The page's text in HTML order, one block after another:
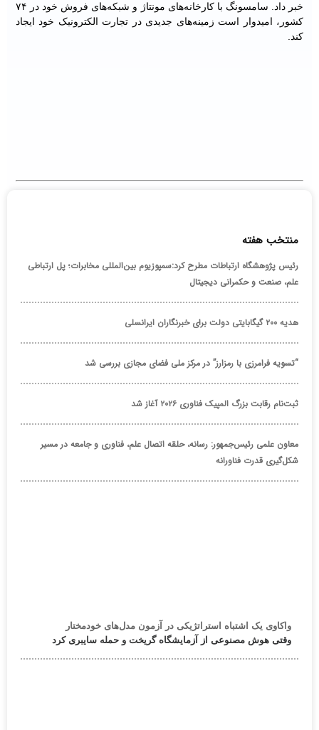
خبر داد. سامسونگ با کارخانه‌های مونتاژ و شبکه‌های فروش خود در ۷۴
کشور، امیدوار است زمینه‌های جدیدی در تجارت الکترونیک خود ایجاد
کند.
منتخب هفته
رئیس پژوهشگاه ارتباطات مطرح کرد:سمپوزیوم بین‌المللی مخابرات؛ پل ارتباطی
علم، صنعت و حکمرانی دیجیتال
هدیه ۲۰۰ گیگابایتی دولت برای خبرنگاران ایرانسلی
“تسویه فرامرزی با رمزارز” در مرکز ملی فضای مجازی بررسی شد
ثبت‌نام رقابت بزرگ المپیک فناوری ۲۰۲۶ آغاز شد
معاون علمی رئیس‌جمهور: رسانه، حلقه اتصال علم، فناوری و جامعه در مسیر
شکل‌گیری قدرت فناورانه
واکاوی یک اشتباه استراتژیکی در آزمون مدل‌های خودمختار
وقتی هوش مصنوعی از آزمایشگاه گریخت و حمله سایبری کرد